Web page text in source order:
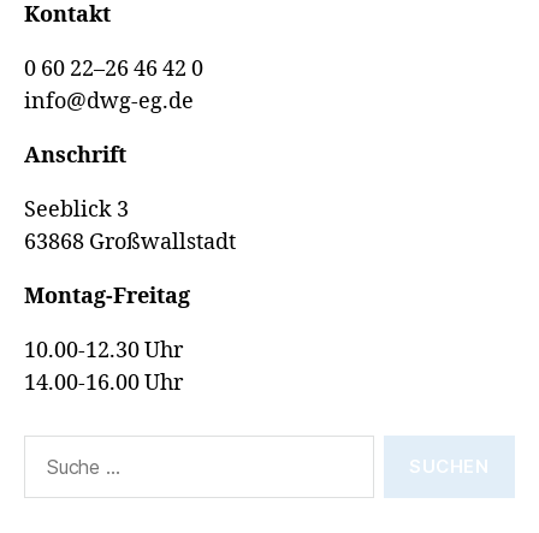
Kontakt
0 60 22–26 46 42 0
info@dwg-eg.de
Anschrift
Seeblick 3
63868 Großwallstadt
Montag-Freitag
10.00-12.30 Uhr
14.00-16.00 Uhr
nach: